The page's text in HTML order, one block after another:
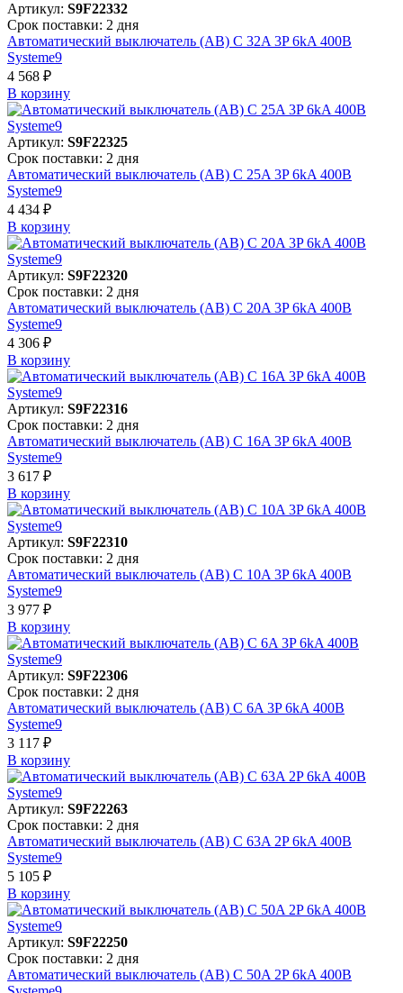
Артикул: S9F22332
Срок поставки: 2 дня
Автоматический выключатель (АВ) C 32A 3P 6kA 400В
Systeme9
4 568 ₽
В корзинy
Артикул: S9F22325
Срок поставки: 2 дня
Автоматический выключатель (АВ) C 25A 3P 6kA 400В
Systeme9
4 434 ₽
В корзинy
Артикул: S9F22320
Срок поставки: 2 дня
Автоматический выключатель (АВ) C 20A 3P 6kA 400В
Systeme9
4 306 ₽
В корзинy
Артикул: S9F22316
Срок поставки: 2 дня
Автоматический выключатель (АВ) C 16A 3P 6kA 400В
Systeme9
3 617 ₽
В корзинy
Артикул: S9F22310
Срок поставки: 2 дня
Автоматический выключатель (АВ) C 10A 3P 6kA 400В
Systeme9
3 977 ₽
В корзинy
Артикул: S9F22306
Срок поставки: 2 дня
Автоматический выключатель (АВ) C 6A 3P 6kA 400В
Systeme9
3 117 ₽
В корзинy
Артикул: S9F22263
Срок поставки: 2 дня
Автоматический выключатель (АВ) C 63A 2P 6kA 400В
Systeme9
5 105 ₽
В корзинy
Артикул: S9F22250
Срок поставки: 2 дня
Автоматический выключатель (АВ) C 50A 2P 6kA 400В